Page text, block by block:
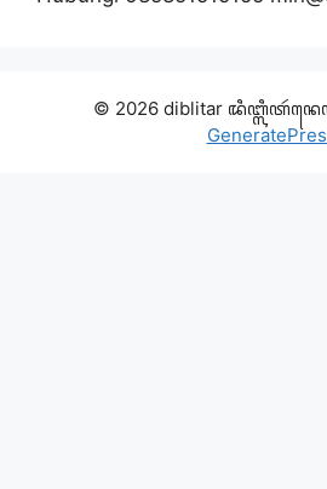
© 2026 diblitar